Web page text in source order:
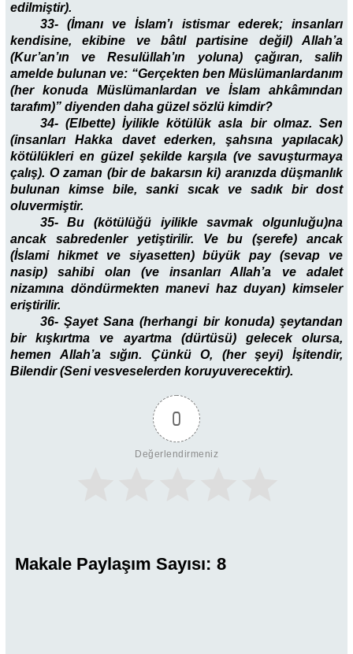
edilmiştir).
33- (İmanı ve İslam’ı istismar ederek; insanları
kendisine, ekibine ve bâtıl partisine değil) Allah’a
(Kur’an’ın ve Resulüllah’ın yoluna) çağıran, salih
amelde bulunan ve: “Gerçekten ben Müslümanlardanım
(her konuda Müslümanlardan ve İslam ahkâmından
tarafım)” diyenden daha güzel sözlü kimdir?
34- (Elbette) İyilikle kötülük asla bir olmaz. Sen
(insanları Hakka davet ederken, şahsına yapılacak)
kötülükleri en güzel şekilde karşıla (ve savuşturmaya
çalış). O zaman (bir de bakarsın ki) aranızda düşmanlık
bulunan kimse bile, sanki sıcak ve sadık bir dost
oluvermiştir.
35- Bu (kötülüğü iyilikle savmak olgunluğu)na
ancak sabredenler yetiştirilir. Ve bu (şerefe) ancak
(İslami hikmet ve siyasetten) büyük pay (sevap ve
nasip) sahibi olan (ve insanları Allah’a ve adalet
nizamına döndürmekten manevi haz duyan) kimseler
eriştirilir.
36- Şayet Sana (herhangi bir konuda) şeytandan
bir kışkırtma ve ayartma (dürtüsü) gelecek olursa,
hemen Allah’a sığın. Çünkü O, (her şeyi) İşitendir,
Bilendir (Seni vesveselerden koruyuverecektir).
0
Değerlendirmeniz
Makale Paylaşım Sayısı: 8